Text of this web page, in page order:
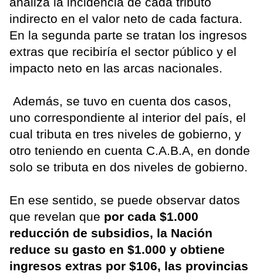
indirecto en el valor neto de cada factura.
En la segunda parte se tratan los ingresos
extras que recibiría el sector público y el
impacto neto en las arcas nacionales.
Además, se tuvo en cuenta dos casos,
uno correspondiente al interior del país, el
cual tributa en tres niveles de gobierno, y
otro teniendo en cuenta C.A.B.A, en donde
solo se tributa en dos niveles de gobierno.
En ese sentido, se puede observar datos
que revelan que por cada $1.000
reducción de subsidios, la Nación
reduce su gasto en $1.000 y obtiene
ingresos extras por $106, las provincias